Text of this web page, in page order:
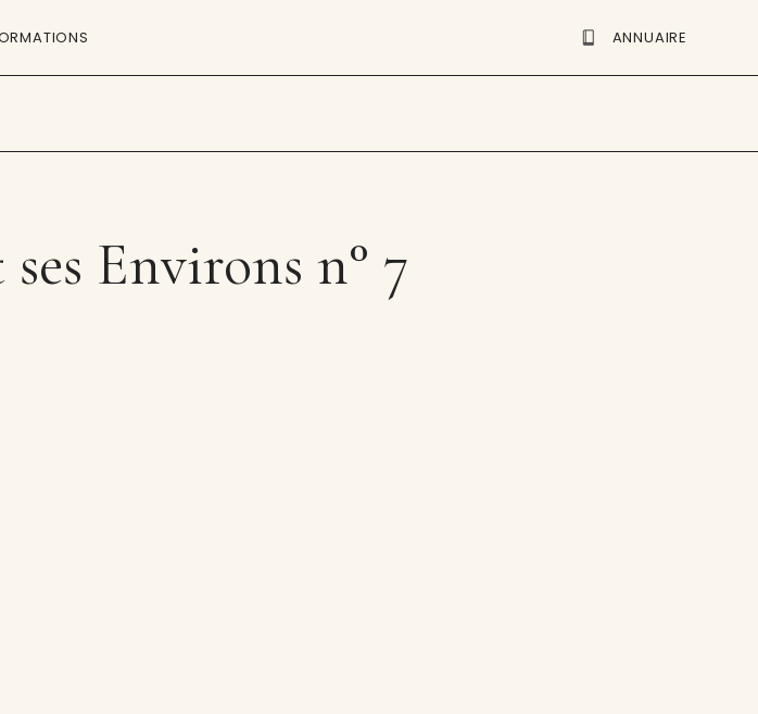
ANNUAIRE
Environs n° 7